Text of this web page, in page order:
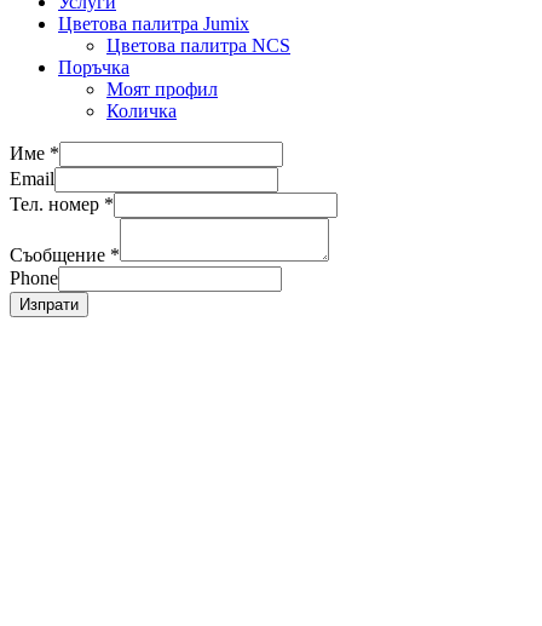
Цветова палитра Jumix
Цветова палитра NCS
Поръчка
Моят профил
Количка
Име *
Email
Тел. номер *
Съобщение *
Phone
Изпрати